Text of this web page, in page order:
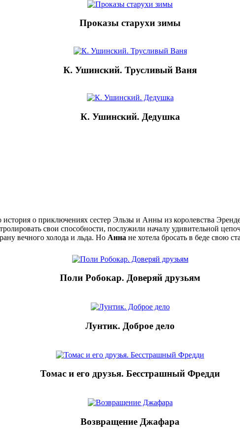
Проказы старухи зимы
К. Ушинский. Трусливый Ваня
К. Ушинский. Дедушка
о приключениях сестер Эльзы и Анны из королевства
свои способности, послужили началу удивительной
вечного холода и льда. Но Анна не хотела бросать в беде свою
Поли Робокар. Доверяй друзьям
Лунтик. Доброе дело
Томас и его друзья. Бесстрашный Фредди
Возвращение Джафара